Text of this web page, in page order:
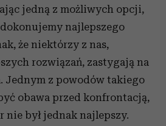
jedną z możliwych opcji,
najlepszego
że niektórzy z nas,
rozwiązań, zastygają na
Jednym z powodów takiego
obawa przed konfrontacją,
nie był jednak najlepszy.